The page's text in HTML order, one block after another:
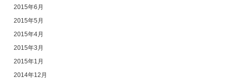
2015年6月
2015年5月
2015年4月
2015年3月
2015年1月
2014年12月